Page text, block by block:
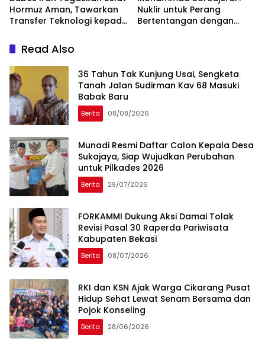
Hormuz Aman, Tawarkan
Transfer Teknologi kepada
Nuklir untuk Perang
Bertentangan dengan
Read Also
36 Tahun Tak Kunjung Usai, Sengketa
Tanah Jalan Sudirman Kav 68 Masuki
Babak Baru
Berita 08/08/2026
Munadi Resmi Daftar Calon Kepala Desa
Sukajaya, Siap Wujudkan Perubahan
untuk Pilkades 2026
Berita 29/07/2026
FORKAMMI Dukung Aksi Damai Tolak
Revisi Pasal 30 Raperda Pariwisata
Kabupaten Bekasi
Berita 08/07/2026
RKI dan KSN Ajak Warga Cikarang Pusat
Hidup Sehat Lewat Senam Bersama dan
Pojok Konseling
Berita 28/06/2026